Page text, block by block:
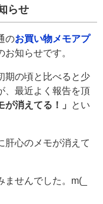
らせ
のお買い物メモアプ
知らせです。
期の頃と比べると少
、最近よく報告を頂
が消えてる！」
とい
肝心のメモが消えて
せんでした。m(_